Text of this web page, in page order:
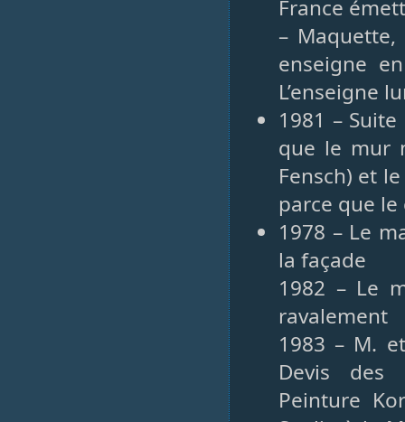
France
–
enseigne
L’enseigne
1981 –
que le mur
Fensch) et
parce que
1978 – Le
la façade
1982 – Le
ravalement
1983 – M.
Devis des
Peinture